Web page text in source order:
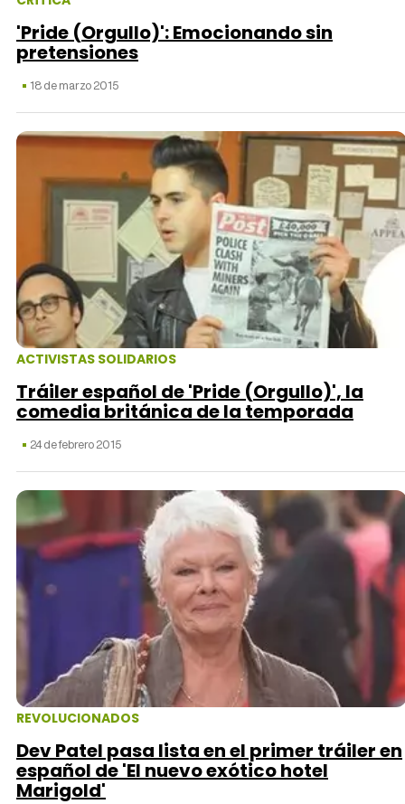
'Pride (Orgullo)': Emocionando sin
pretensiones
18 de marzo 2015
ACTIVISTAS SOLIDARIOS
Tráiler español de 'Pride (Orgullo)', la
comedia británica de la temporada
24 de febrero 2015
REVOLUCIONADOS
Dev Patel pasa lista en el primer tráiler en
español de 'El nuevo exótico hotel
Marigold'